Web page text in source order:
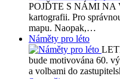
POJĎTE S NÁMI NA
kartografii. Pro
mapu. Naopak,…
Náměty pro léto
bude motivována 60.
a volbami do